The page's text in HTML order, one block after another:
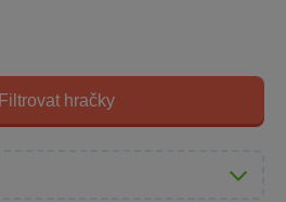
Filtrovat hračky